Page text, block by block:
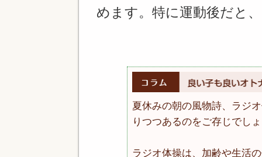
めます。特に運動後だと
夏休みの朝の風物詩、ラジ
りつつあるのをご存じでし
ラジオ体操は、加齢や生活